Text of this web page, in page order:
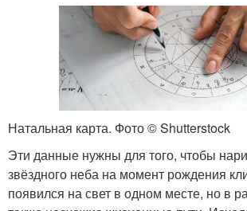
Натальная карта. Фото © Shutterstock
Эти данные нужны для того, чтобы
звёздного неба на момент рождения
появился на свет в одном месте, но в